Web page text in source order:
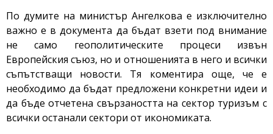
По думите на министър Ангелкова е изключително
важно е в документа да бъдат взети под внимание
не само геополитическите процеси извън
Европейския съюз, но и отношенията в него и всички
съпътстващи новости. Тя коментира още, че е
необходимо да бъдат предложени конкретни идеи и
да бъде отчетена свързаността на сектор туризъм с
всички останали сектори от икономиката.